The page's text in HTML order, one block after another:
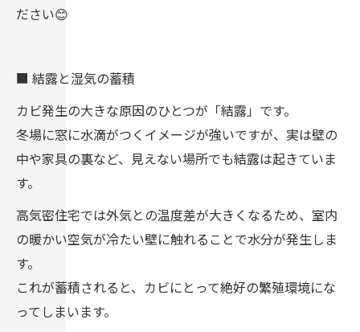
ださい😊
■ 結露と湿気の蓄積
カビ発生の大きな原因のひとつが「結露」です。
冬場に窓に水滴がつくイメージが強いですが、実は壁の
中や家具の裏など、見えない場所でも結露は起きていま
す。
高気密住宅では外気との温度差が大きくなるため、室内
の暖かい空気が冷たい壁に触れることで水分が発生しま
す。
これが蓄積されると、カビにとって絶好の繁殖環境にな
ってしまいます。